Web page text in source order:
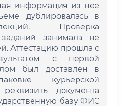
информация из нее
дублировалась в
Проверка
заданий занимала не
Аттестацию прошла с
с первой
был доставлен в
курьерской
документа
базу ФИС